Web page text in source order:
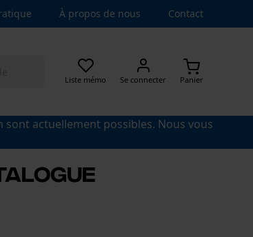
À propos de nous Contact
Liste mémo Se connecter Panier
sont actuellement possibles. Nous vous